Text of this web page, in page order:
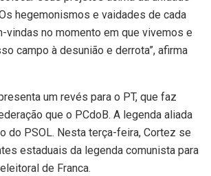
hegemonismos e vaidades de cada
vindas no momento em que vivemos e
campo à desunião e derrota”, afirma
um revés para o PT, que faz
que o PCdoB. A legenda aliada
do PSOL. Nesta terça-feira, Cortez se
estaduais da legenda comunista para
de Franca.